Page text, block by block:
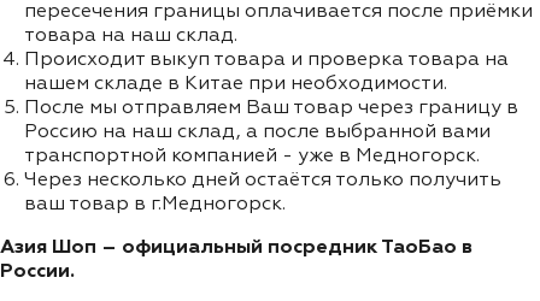
пересечения границы оплачивается после приёмки
товара на наш склад.
Происходит выкуп товара и проверка товара на
нашем складе в Китае при необходимости.
После мы отправляем Ваш товар через границу в
Россию на наш склад, а после выбранной вами
транспортной компанией - уже в Медногорск.
Через несколько дней остаётся только получить
ваш товар в г.Медногорск.
Азия Шоп – официальный посредник ТаоБао в
России.